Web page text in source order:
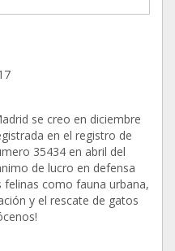
se creo en diciembre
en el registro de
35434 en abril del
de lucro en defensa
felinas como fauna urbana,
y el rescate de gatos